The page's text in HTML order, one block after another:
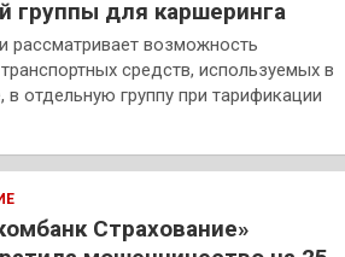
группы для каршеринга
рассматривает возможность
средств, используемых в
в отдельную группу при тарификации
Страхование»